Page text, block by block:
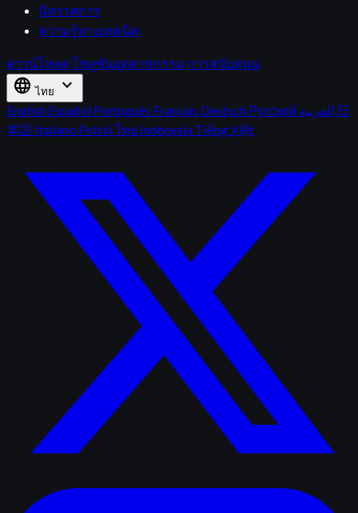
นิทรรศการ
ความรู้ทางเทคนิค
ดาวน์โหลดโซลูชันอุตสาหกรรม การสนับสนุน
language ไทย expand_more
English Español Português Français Deutsch Русский
日
本語 Italiano Polskiไทย Indonesia Tiếng Việt